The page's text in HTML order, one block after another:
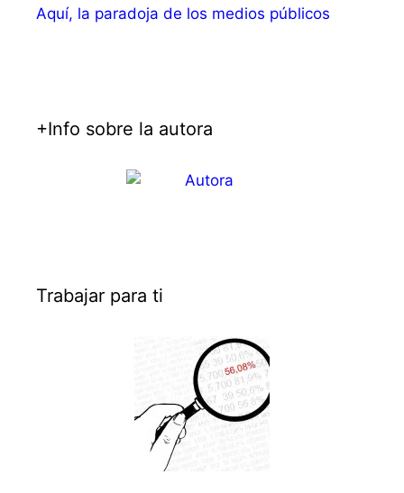
Aquí, la paradoja de los medios públicos
+Info sobre la autora
Trabajar para ti